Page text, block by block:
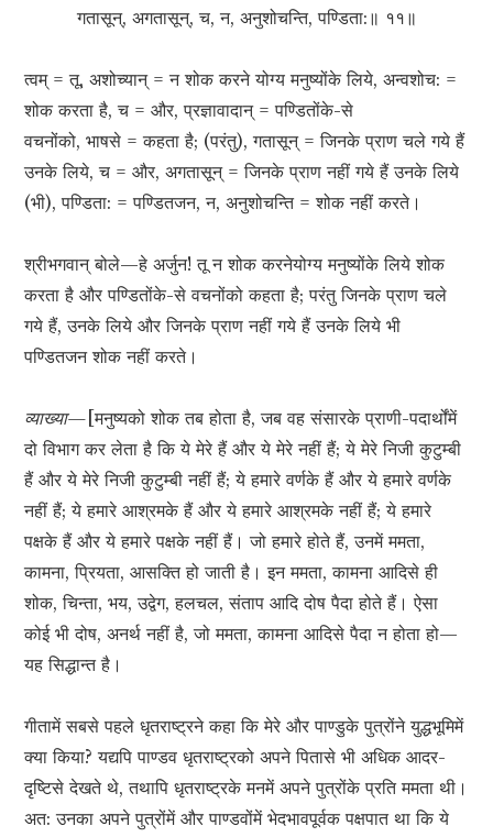
गतासून्, अगतासून्, च, न, अनुशोचन्ति, पण्डिता:॥ ११॥
त्वम् = तू, अशोच्यान् = न शोक करने योग्य मनुष्योंके लिये, अन्वशोच: =
शोक करता है, च = और, प्रज्ञावादान् = पण्डितोंके-से
वचनोंको, भाषसे = कहता है; (परंतु), गतासून् = जिनके प्राण चले गये हैं
उनके लिये, च = और, अगतासून् = जिनके प्राण नहीं गये हैं उनके लिये
(भी), पण्डिता: = पण्डितजन, न, अनुशोचन्ति = शोक नहीं करते।
श्रीभगवान् बोले—हे अर्जुन! तू न शोक करनेयोग्य मनुष्योंके लिये शोक
करता है और पण्डितोंके-से वचनोंको कहता है; परंतु जिनके प्राण चले
गये हैं, उनके लिये और जिनके प्राण नहीं गये हैं उनके लिये भी
पण्डितजन शोक नहीं करते।
व्याख्या— [मनुष्यको शोक तब होता है, जब वह संसारके प्राणी-पदार्थोंमें
दो विभाग कर लेता है कि ये मेरे हैं और ये मेरे नहीं हैं; ये मेरे निजी कुटुम्बी
हैं और ये मेरे निजी कुटुम्बी नहीं हैं; ये हमारे वर्णके हैं और ये हमारे वर्णके
नहीं हैं; ये हमारे आश्रमके हैं और ये हमारे आश्रमके नहीं हैं; ये हमारे
पक्षके हैं और ये हमारे पक्षके नहीं हैं। जो हमारे होते हैं, उनमें ममता,
कामना, प्रियता, आसक्ति हो जाती है। इन ममता, कामना आदिसे ही
शोक, चिन्ता, भय, उद्वेग, हलचल, संताप आदि दोष पैदा होते हैं। ऐसा
कोई भी दोष, अनर्थ नहीं है, जो ममता, कामना आदिसे पैदा न होता हो—
यह सिद्धान्त है।
गीतामें सबसे पहले धृतराष्ट्रने कहा कि मेरे और पाण्डुके पुत्रोंने युद्धभूमिमें
क्या किया? यद्यपि पाण्डव धृतराष्ट्रको अपने पितासे भी अधिक आदर-
दृष्टिसे देखते थे, तथापि धृतराष्ट्रके मनमें अपने पुत्रोंके प्रति ममता थी।
अत: उनका अपने पुत्रोंमें और पाण्डवोंमें भेदभावपूर्वक पक्षपात था कि ये